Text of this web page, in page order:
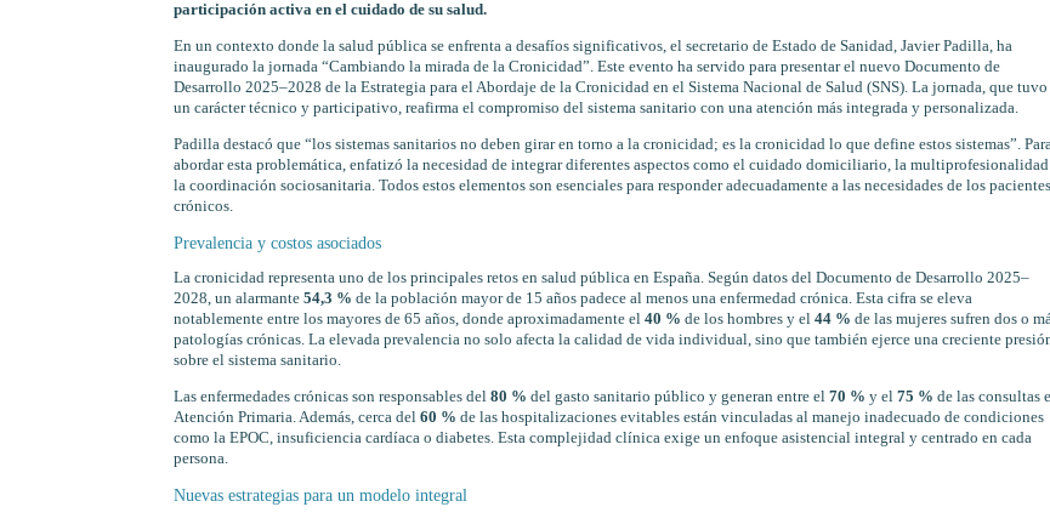
participación activa en el cuidado de su salud.
En un contexto donde la salud pública se enfrenta a desafíos significativos, el secretario de Estado de Sanidad, Javier Padilla, ha
inaugurado la jornada “Cambiando la mirada de la Cronicidad”. Este evento ha servido para presentar el nuevo Documento de
Desarrollo 2025–2028 de la Estrategia para el Abordaje de la Cronicidad en el Sistema Nacional de Salud (SNS). La jornada, que tuvo
un carácter técnico y participativo, reafirma el compromiso del sistema sanitario con una atención más integrada y personalizada.
Padilla destacó que “los sistemas sanitarios no deben girar en torno a la cronicidad; es la cronicidad lo que define estos sistemas”. Para
abordar esta problemática, enfatizó la necesidad de integrar diferentes aspectos como el cuidado domiciliario, la
la coordinación sociosanitaria. Todos estos elementos son esenciales para responder adecuadamente a las necesidades de los pacientes
crónicos.
Prevalencia y costos asociados
La cronicidad representa uno de los principales retos en salud pública en España. Según datos del Documento de Desarrollo 2025–
2028, un alarmante 54,3 % de la población mayor de 15 años padece al menos una enfermedad crónica. Esta cifra se eleva
notablemente entre los mayores de 65 años, donde aproximadamente el 40 % de los hombres y el 44 % de las mujeres sufren dos o
patologías crónicas. La elevada prevalencia no solo afecta la calidad de vida individual, sino que también ejerce una creciente
sobre el sistema sanitario.
Las enfermedades crónicas son responsables del 80 % del gasto sanitario público y generan entre el 70 % y el 75 % de las consultas
Atención Primaria. Además, cerca del 60 % de las hospitalizaciones evitables están vinculadas al manejo inadecuado de condiciones
como la EPOC, insuficiencia cardíaca o diabetes. Esta complejidad clínica exige un enfoque asistencial integral y centrado en cada
persona.
Nuevas estrategias para un modelo integral